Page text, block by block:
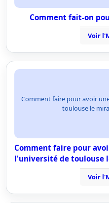
Comment fait-on
Voir
Comment faire pour avoir
toulouse le
Comment faire pour
l'université de toulouse
Voir